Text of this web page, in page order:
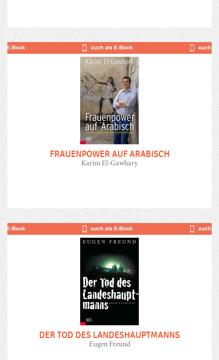
FRAUENPOWER AUF ARABISCH
Karim El-Gawhary
DER TOD DES LANDESHAUPTMANNS
Eugen Freund